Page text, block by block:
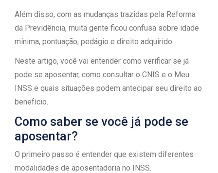
Além disso, com as mudanças trazidas pela Reforma
da Previdência, muita gente ficou confusa sobre idade
mínima, pontuação, pedágio e direito adquirido.
Neste artigo, você vai entender como verificar se já
pode se aposentar, como consultar o CNIS e o Meu
INSS e quais situações podem antecipar seu direito ao
benefício.
Como saber se você já pode se
aposentar?
O primeiro passo é entender que existem diferentes
modalidades de aposentadoria no INSS.